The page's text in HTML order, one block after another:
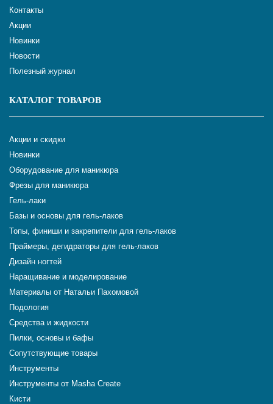
Контакты
Акции
Новинки
Новости
Полезный журнал
КАТАЛОГ ТОВАРОВ
Акции и скидки
Новинки
Оборудование для маникюра
Фрезы для маникюра
Гель-лаки
Базы и основы для гель-лаков
Топы, финиши и закрепители для гель-лаков
Праймеры, дегидраторы для гель-лаков
Дизайн ногтей
Наращивание и моделирование
Материалы от Натальи Пахомовой
Подология
Средства и жидкости
Пилки, основы и бафы
Сопутствующие товары
Инструменты
Инструменты от Masha Create
Кисти